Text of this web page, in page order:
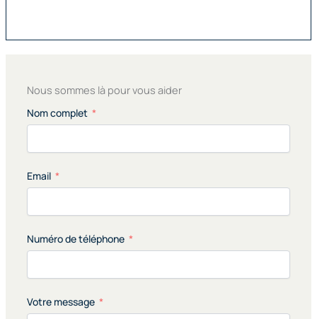
Nous sommes là pour vous aider
Nom complet
Email
Numéro de téléphone
Votre message